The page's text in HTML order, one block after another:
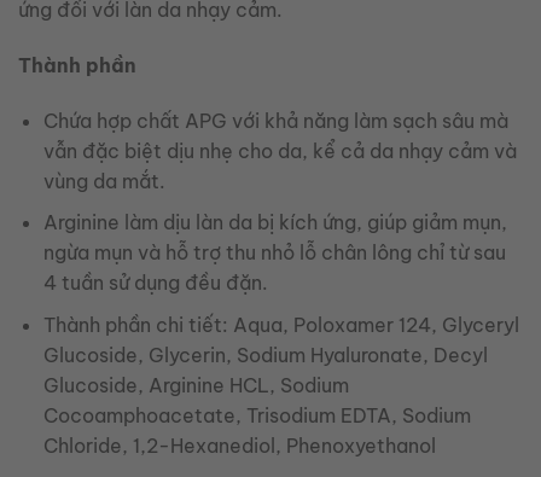
ứng đối với làn da nhạy cảm.
Thành phần
Chứa hợp chất APG với khả năng làm sạch sâu mà
vẫn đặc biệt dịu nhẹ cho da, kể cả da nhạy cảm và
vùng da mắt.
Arginine làm dịu làn da bị kích ứng, giúp giảm mụn,
ngừa mụn và hỗ trợ thu nhỏ lỗ chân lông chỉ từ sau
4 tuần sử dụng đều đặn.
Thành phần chi tiết: Aqua, Poloxamer 124, Glyceryl
Glucoside, Glycerin, Sodium Hyaluronate, Decyl
Glucoside, Arginine HCL, Sodium
Cocoamphoacetate, Trisodium EDTA, Sodium
Chloride, 1,2-Hexanediol, Phenoxyethanol